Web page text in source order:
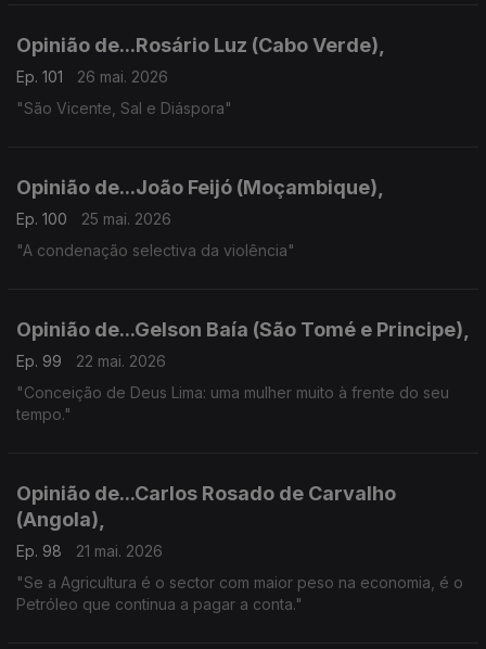
Opinião de...Rosário Luz (Cabo Verde),
Ep. 101
26 mai. 2026
"São Vicente, Sal e Diáspora"
Opinião de...João Feijó (Moçambique),
Ep. 100
25 mai. 2026
"A condenação selectiva da violência"
Opinião de...Gelson Baía (São Tomé e Principe),
Ep. 99
22 mai. 2026
"Conceição de Deus Lima: uma mulher muito à frente do seu
tempo."
Opinião de...Carlos Rosado de Carvalho
(Angola),
Ep. 98
21 mai. 2026
"Se a Agricultura é o sector com maior peso na economia, é o
Petróleo que continua a pagar a conta."